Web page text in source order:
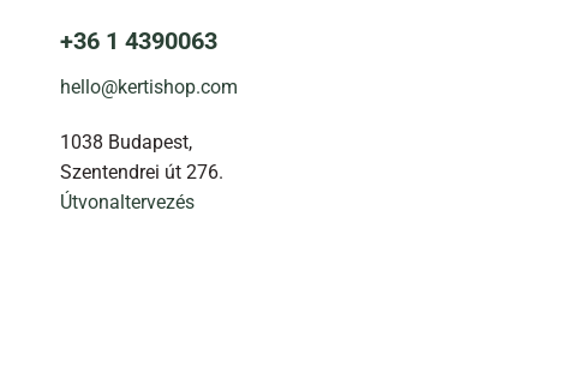
+36 1 4390063
hello@kertishop.com
1038 Budapest,
Szentendrei út 276.
Útvonaltervezés